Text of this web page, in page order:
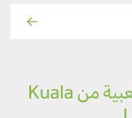
الرحلات الجوية الأكثر شعبية من Kuala